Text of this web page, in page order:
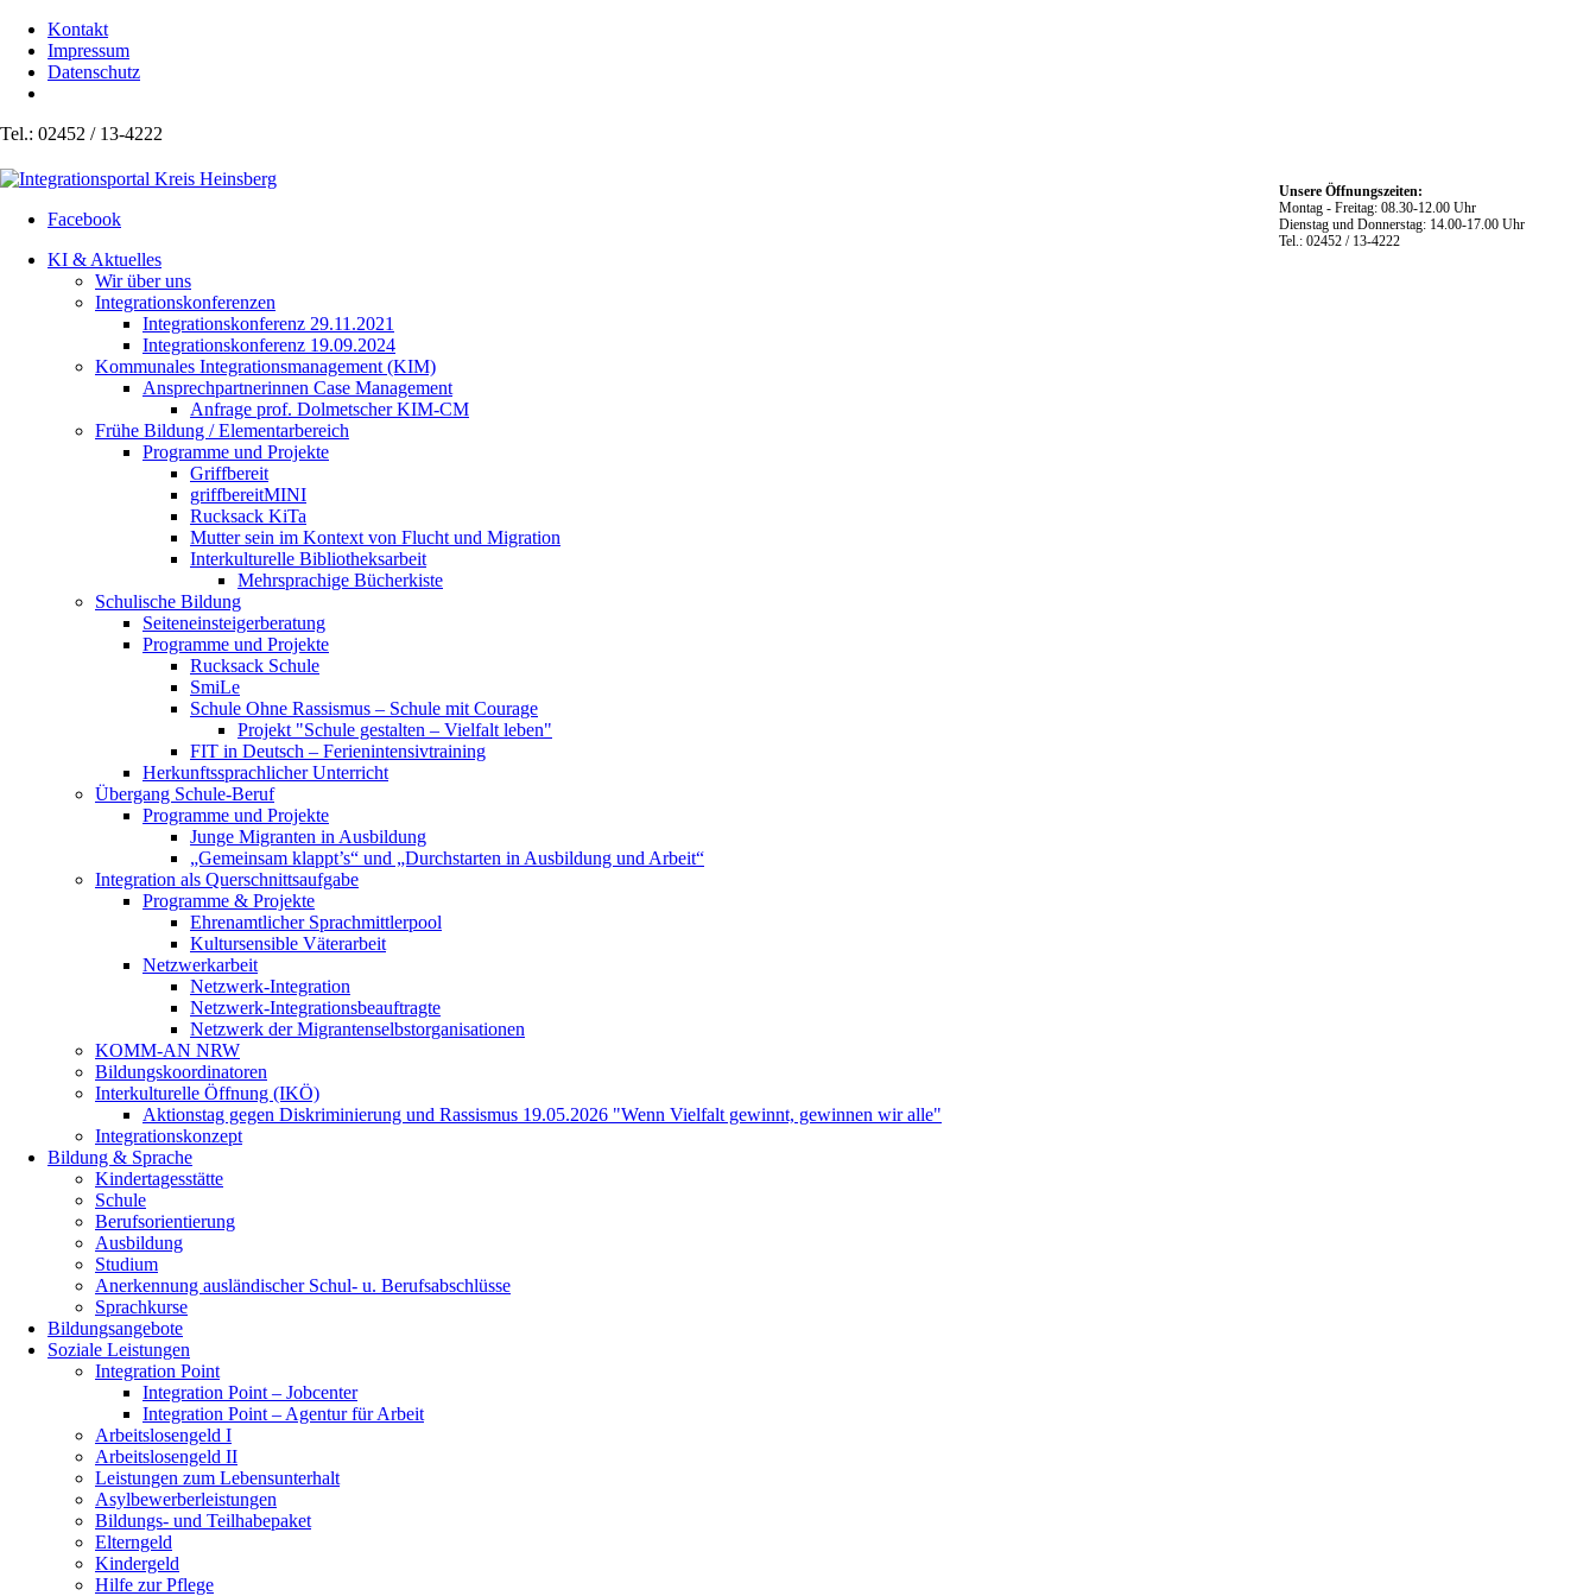
Kontakt
Impressum
Datenschutz
Tel.: 02452 / 13-4222
Unsere Öffnungszeiten:
Montag - Freitag: 08.30-12.00 Uhr
Dienstag und Donnerstag: 14.00-17.00 Uhr
Tel.: 02452 / 13-4222
Facebook
KI & Aktuelles
Wir über uns
Integrationskonferenzen
Integrationskonferenz 29.11.2021
Integrationskonferenz 19.09.2024
Kommunales Integrationsmanagement (KIM)
Ansprechpartnerinnen Case Management
Anfrage prof. Dolmetscher KIM-CM
Frühe Bildung / Elementarbereich
Programme und Projekte
Griffbereit
griffbereitMINI
Rucksack KiTa
Mutter sein im Kontext von Flucht und Migration
Interkulturelle Bibliotheksarbeit
Mehrsprachige Bücherkiste
Schulische Bildung
Seiteneinsteigerberatung
Programme und Projekte
Rucksack Schule
SmiLe
Schule Ohne Rassismus – Schule mit Courage
Projekt "Schule gestalten – Vielfalt leben"
FIT in Deutsch – Ferienintensivtraining
Herkunftssprachlicher Unterricht
Übergang Schule-Beruf
Programme und Projekte
Junge Migranten in Ausbildung
„Gemeinsam klappt’s“ und „Durchstarten in Ausbildung und Arbeit“
Integration als Querschnittsaufgabe
Programme & Projekte
Ehrenamtlicher Sprachmittlerpool
Kultursensible Väterarbeit
Netzwerkarbeit
Netzwerk-Integration
Netzwerk-Integrationsbeauftragte
Netzwerk der Migrantenselbstorganisationen
KOMM-AN NRW
Bildungskoordinatoren
Interkulturelle Öffnung (IKÖ)
Aktionstag gegen Diskriminierung und Rassismus 19.05.2026 "Wenn Vielfalt gewinnt, gewinnen wir alle"
Integrationskonzept
Bildung & Sprache
Kindertagesstätte
Schule
Berufsorientierung
Ausbildung
Studium
Anerkennung ausländischer Schul- u. Berufsabschlüsse
Sprachkurse
Bildungsangebote
Soziale Leistungen
Integration Point
Integration Point – Jobcenter
Integration Point – Agentur für Arbeit
Arbeitslosengeld I
Arbeitslosengeld II
Leistungen zum Lebensunterhalt
Asylbewerberleistungen
Bildungs- und Teilhabepaket
Elterngeld
Kindergeld
Hilfe zur Pflege